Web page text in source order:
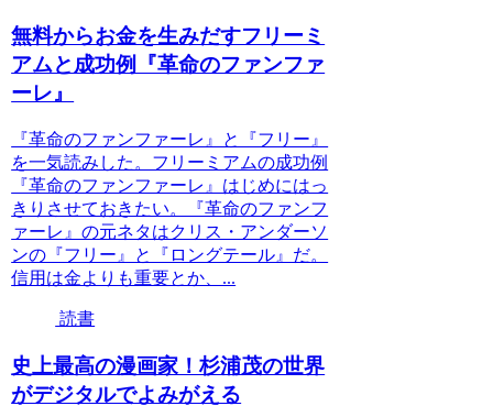
無料からお金を生みだすフリーミ
アムと成功例『革命のファンファ
ーレ』
『革命のファンファーレ』と『フリー』
を一気読みした。フリーミアムの成功例
『革命のファンファーレ』はじめにはっ
きりさせておきたい。『革命のファンフ
ァーレ』の元ネタはクリス・アンダーソ
ンの『フリー』と『ロングテール』だ。
信用は金よりも重要とか、...
読書
史上最高の漫画家！杉浦茂の世界
がデジタルでよみがえる